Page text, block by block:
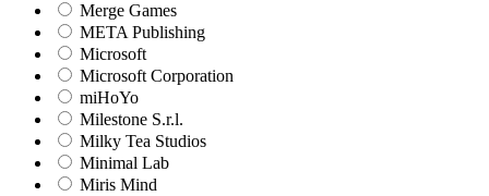
Merge Games
META Publishing
Microsoft
Microsoft Corporation‬
miHoYo
Milestone S.r.l.
Milky Tea Studios
Minimal Lab
Miris Mind